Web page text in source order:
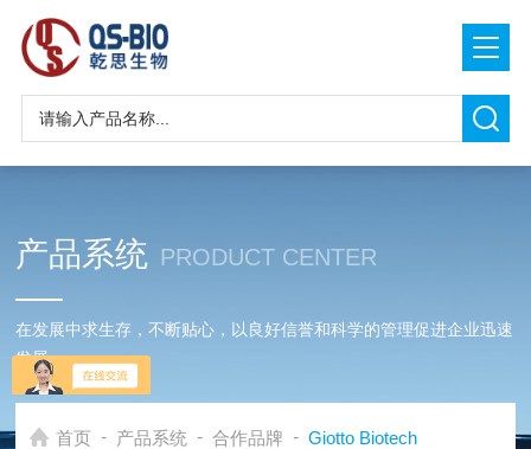
产品系统 PRODUCT CENTER
在发展中求生存，不断贴心，以良好信誉和科学的管理促进企业迅速
发展
首页 - 产品系统 - 合作品牌 - Giotto Biotech